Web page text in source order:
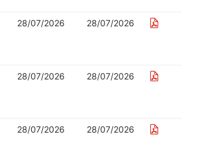
28/07/2026 28/07/2026
28/07/2026 28/07/2026
28/07/2026 28/07/2026